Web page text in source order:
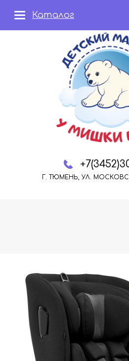
Г. ТЮМЕНЬ, УЛ.
Каталог